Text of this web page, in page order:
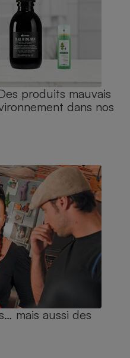
produits mauvais
dans nos
mais aussi des